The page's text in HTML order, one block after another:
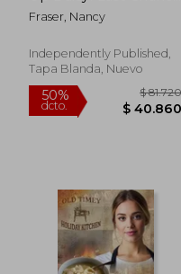
Beach Romance (en
Inglés)
Fraser, Nancy
Independently Published,
Tapa Blanda, Nuevo